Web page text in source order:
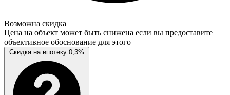
Возможна скидка
Цена на объект может быть снижена если вы предоставите
объективное обоснование для этого
Скидка на ипотеку 0,3%